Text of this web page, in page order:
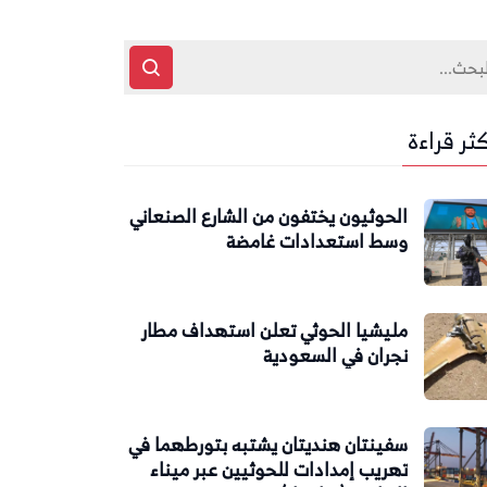
قراءة
الحوثيون يختفون من الشارع الصنعاني
وسط استعدادات غامضة
مليشيا الحوثي تعلن استهداف مطار
نجران في السعودية
سفينتان هنديتان يشتبه بتورطهما في
تهريب إمدادات للحوثيين عبر ميناء